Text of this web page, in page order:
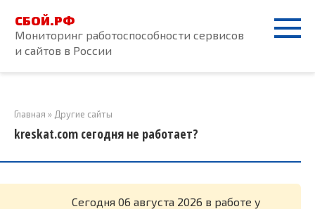
контенту
СБОЙ.РФ
Мониторинг работоспособности сервисов
и сайтов в России
Главная » Другие сайты
kreskat.com сегодня не работает?
Cегодня 06 августа 2026 в работе у